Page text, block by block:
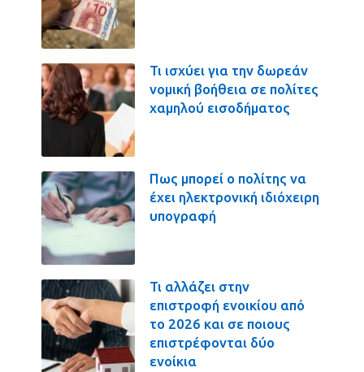
Τι ισχύει για την δωρεάν
νομική βοήθεια σε πολίτες
χαμηλού εισοδήματος
Πως μπορεί ο πολίτης να
έχει ηλεκτρονική ιδιόχειρη
υπογραφή
Τι αλλάζει στην
επιστροφή ενοικίου από
το 2026 και σε ποιους
επιστρέφονται δύο
ενοίκια